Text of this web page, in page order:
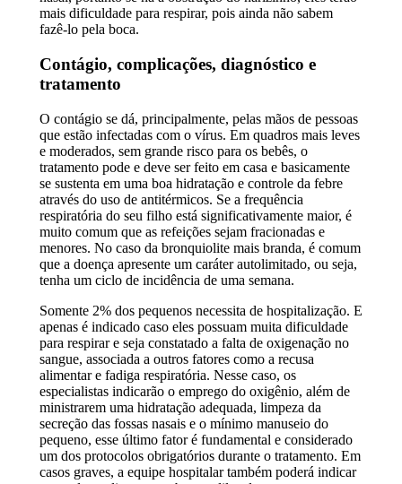
mais dificuldade para respirar, pois ainda não sabem
fazê-lo pela boca.
Contágio, complicações, diagnóstico e
tratamento
O contágio se dá, principalmente, pelas mãos de pessoas
que estão infectadas com o vírus. Em quadros mais leves
e moderados, sem grande risco para os bebês, o
tratamento pode e deve ser feito em casa e basicamente
se sustenta em uma boa hidratação e controle da febre
através do uso de antitérmicos. Se a frequência
respiratória do seu filho está significativamente maior, é
muito comum que as refeições sejam fracionadas e
menores. No caso da bronquiolite mais branda, é comum
que a doença apresente um caráter autolimitado, ou seja,
tenha um ciclo de incidência de uma semana.
Somente 2% dos pequenos necessita de hospitalização. E
apenas é indicado caso eles possuam muita dificuldade
para respirar e seja constatado a falta de oxigenação no
sangue, associada a outros fatores como a recusa
alimentar e fadiga respiratória. Nesse caso, os
especialistas indicarão o emprego do oxigênio, além de
ministrarem uma hidratação adequada, limpeza da
secreção das fossas nasais e o mínimo manuseio do
pequeno, esse último fator é fundamental e considerado
um dos protocolos obrigatórios durante o tratamento. Em
casos graves, a equipe hospitalar também poderá indicar